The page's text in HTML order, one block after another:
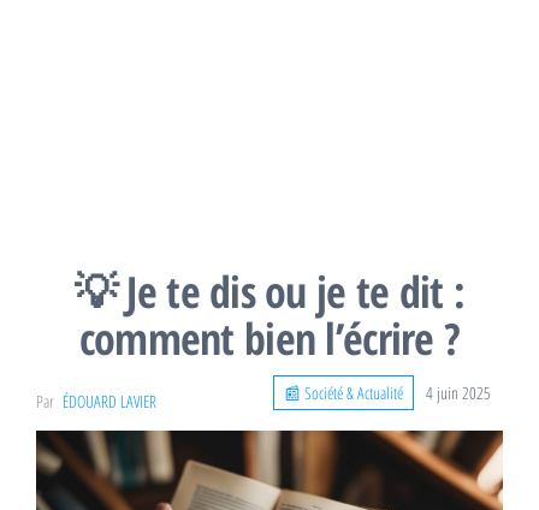
💡 Je te dis ou je te dit :
comment bien l’écrire ?
4 juin 2025
📰 Société & Actualité
Par ÉDOUARD LAVIER